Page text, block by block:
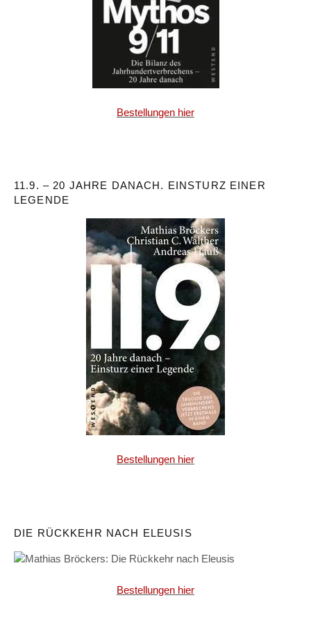
Bestellungen hier
11.9. – 20 JAHRE DANACH. EINSTURZ EINER
LEGENDE
Bestellungen hier
DIE RÜCKKEHR NACH ELEUSIS
Bestellungen hier